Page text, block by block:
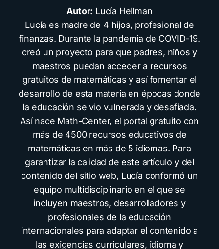
Autor: Lucía Hellman
Lucía es madre de 4 hijos, profesional de
finanzas. Durante la pandemia de COVID-19.
creó un proyecto para que padres, niños y
maestros puedan acceder a recursos
gratuitos de matemáticas y así fomentar el
desarrollo de esta materia en épocas donde
la educación se vio vulnerada y desafiada.
Así nace Math-Center, el portal gratuito con
más de 4500 recursos educativos de
matemáticas en más de 5 idiomas. Para
garantizar la calidad de este artículo y del
contenido del sitio web, Lucía conformó un
equipo multidisciplinario en el que se
incluyen maestros, desarrolladores y
profesionales de la educación
internacionales para adaptar el contenido a
las exigencias curriculares, idioma y